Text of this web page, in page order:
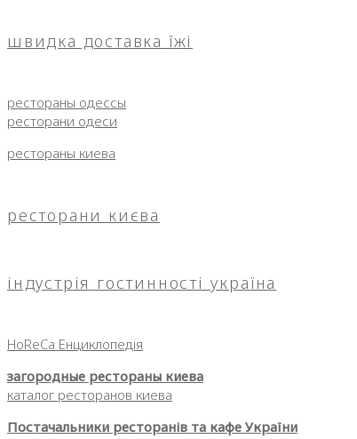
швидка доставка їжі
рестораны одессы
ресторани одеси
рестораны киева
ресторани києва
індустрія гостинності україна
HoReCa Енциклопедія
загородные рестораны киева
каталог ресторанов киева
Постачальники ресторанів та кафе України